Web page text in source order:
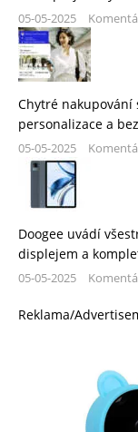
05-05-2025
Chytré nakupování
personalizace a
05-05-2025
Doogee uvádí
displejem a
05-05-2025
Reklama/